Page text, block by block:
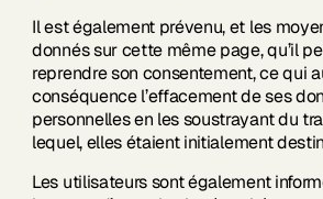
Il est également prévenu, et les
donnés sur cette même page, qu’il
reprendre son consentement, ce qui
conséquence l’effacement de ses
personnelles en les soustrayant du
lequel, elles étaient initialement
Les utilisateurs sont également